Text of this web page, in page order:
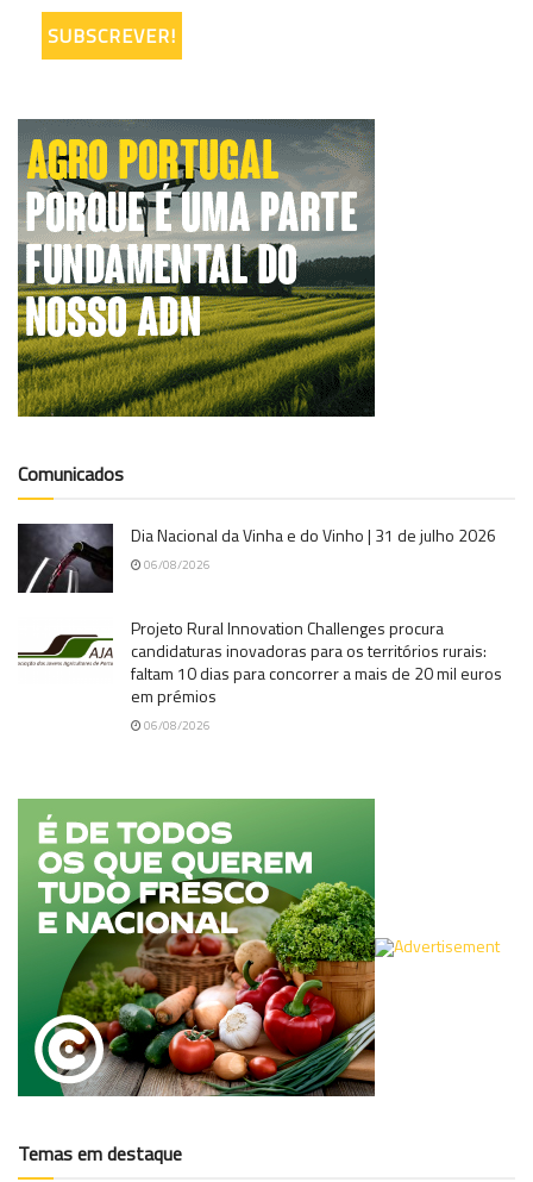
Comunicados
Dia Nacional da Vinha e do Vinho | 31 de julho 2026
06/08/2026
Projeto Rural Innovation Challenges procura
candidaturas inovadoras para os territórios rurais:
faltam 10 dias para concorrer a mais de 20 mil euros
em prémios
06/08/2026
Temas em destaque